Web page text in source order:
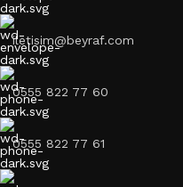
iletisim@beyraf.com
0555 822 77 60
0555 822 77 61